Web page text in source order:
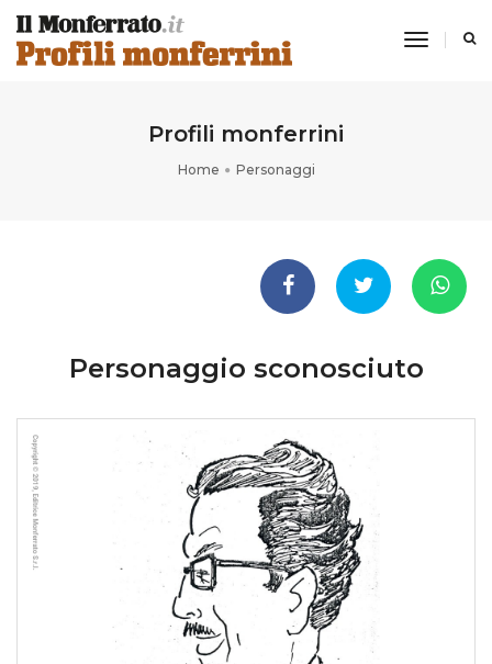
toggle
Profili monferrini
Home Personaggi
Personaggio sconosciuto